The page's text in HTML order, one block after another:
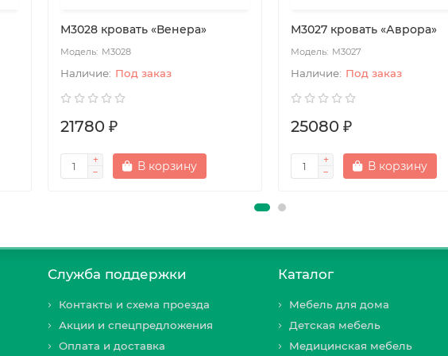
М3028 кровать «Венера»
М3028
Под заказ
21780 ₽
В корзину
М3027 кровать «Аврора»
М3027
Под заказ
25080 ₽
В корзину
Служба поддержки
Контакты и схема проезда
Акции и спецпредложения
Оплата и доставка
Каталог
Мебель для дома
Детская мебель
Медицинская мебель